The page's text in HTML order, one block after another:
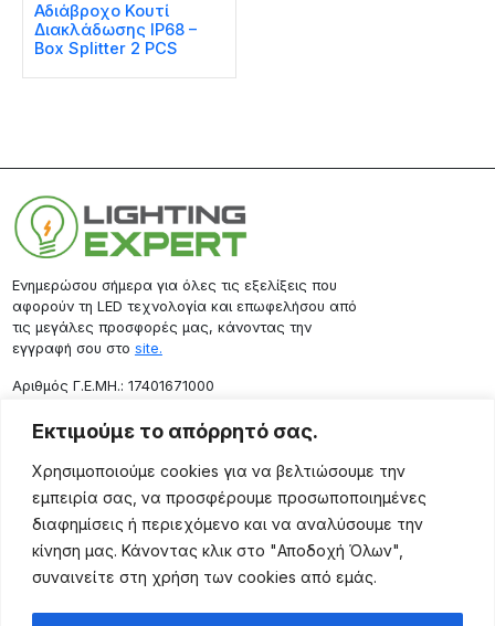
Εκτιμούμε το απόρρητό σας.
Χρησιμοποιούμε cookies για να βελτιώσουμε την
εμπειρία σας, να προσφέρουμε προσωποποιημένες
διαφημίσεις ή περιεχόμενο και να αναλύσουμε την
κίνηση μας. Κάνοντας κλικ στο "Αποδοχή Όλων",
συναινείτε στη χρήση των cookies από εμάς.
Αδιάβροχο Κουτί
Διακλάδωσης IP68 –
Box Splitter 2 PCS
Ενημερώσου σήμερα για όλες τις εξελίξεις που
αφορούν τη LED τεχνολογία και επωφελήσου από
τις μεγάλες προσφορές μας, κάνοντας την
εγγραφή σου στο site.
Aριθμός Γ.Ε.ΜΗ.: 17401671000
Επικοινωνία
Ρόδου 133, Αθήνα 10443
(+30) 211 725 5427
sales@lightingexpert.gr
Χρήσιμες Σελίδες